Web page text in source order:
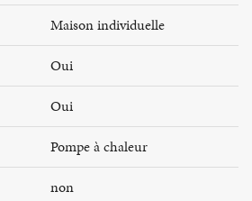
Maison individuelle
Oui
Oui
Pompe à chaleur
non